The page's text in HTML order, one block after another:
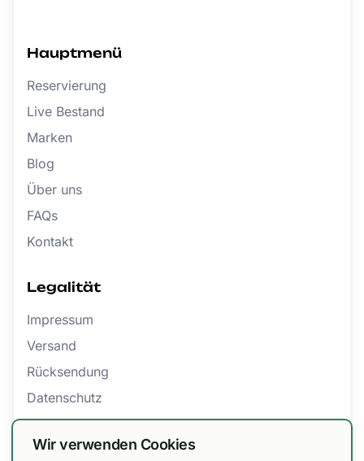
Hauptmenü
Reservierung
Live Bestand
Marken
Blog
Über uns
FAQs
Kontakt
Legalität
Impressum
Versand
Rücksendung
Datenschutz
Barrierefreiheit
AGB
Wir verwenden Cookies